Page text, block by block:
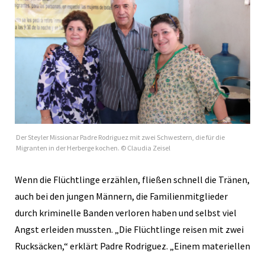
Der Steyler Missionar Padre Rodriguez mit zwei Schwestern, die für die
Migranten in der Herberge kochen. © Claudia Zeisel
Wenn die Flüchtlinge erzählen, fließen schnell die Tränen,
auch bei den jungen Männern, die Familienmitglieder
durch kriminelle Banden verloren haben und selbst viel
Angst erleiden mussten. „Die Flüchtlinge reisen mit zwei
Rucksäcken,“ erklärt Padre Rodriguez. „Einem materiellen